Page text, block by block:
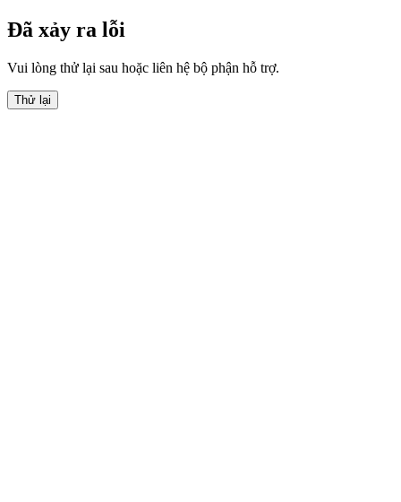
Đã xảy ra lỗi
Vui lòng thử lại sau hoặc liên hệ bộ phận hỗ trợ.
Thử lại